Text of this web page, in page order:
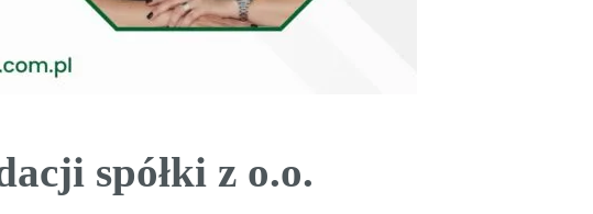
spółki z o.o.